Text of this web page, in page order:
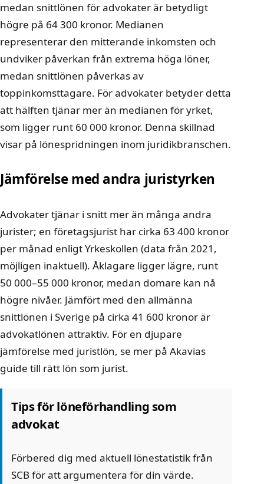
medan snittlönen för advokater är betydligt
högre på 64 300 kronor. Medianen
representerar den mitterande inkomsten och
undviker påverkan från extrema höga löner,
medan snittlönen påverkas av
toppinkomsttagare. För advokater betyder detta
att hälften tjänar mer än medianen för yrket,
som ligger runt 60 000 kronor. Denna skillnad
visar på lönespridningen inom juridikbranschen.
Jämförelse med andra juristyrken
Advokater tjänar i snitt mer än många andra
jurister; en företagsjurist har cirka 63 400 kronor
per månad enligt Yrkeskollen (data från 2021,
möjligen inaktuell). Åklagare ligger lägre, runt
50 000–55 000 kronor, medan domare kan nå
högre nivåer. Jämfört med den allmänna
snittlönen i Sverige på cirka 41 600 kronor är
advokatlönen attraktiv. För en djupare
jämförelse med juristlön, se mer på Akavias
guide till rätt lön som jurist.
Tips för löneförhandling som
advokat
Förbered dig med aktuell lönestatistik från
SCB för att argumentera för din värde.